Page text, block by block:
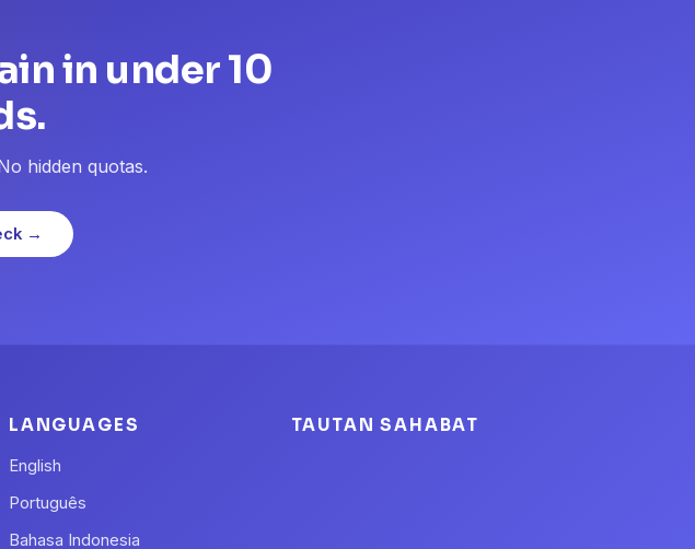
in under 10
hidden quotas.
→
LANGUAGES
English
Português
Bahasa Indonesia
TAUTAN SAHABAT